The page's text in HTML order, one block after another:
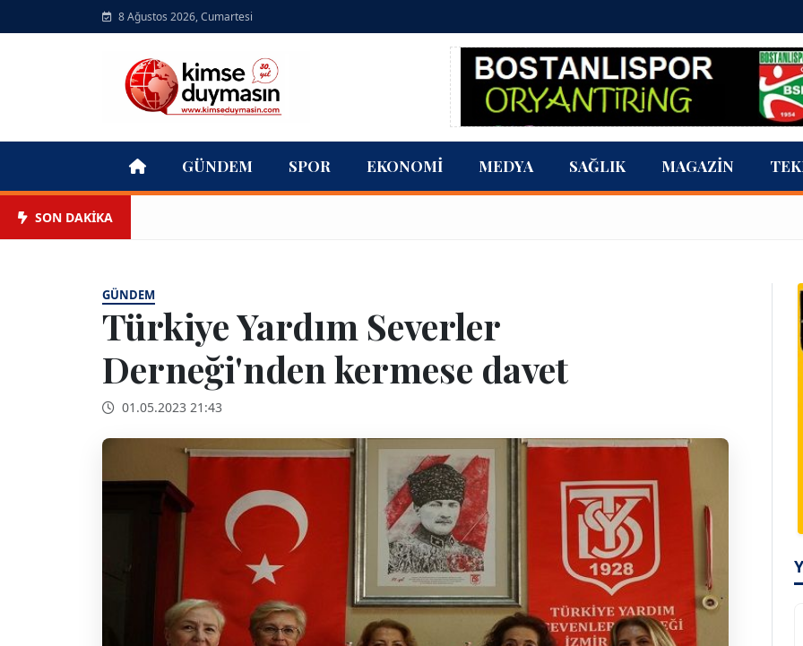
8 Ağustos 2026, Cumartesi
GÜNDEM SPOR EKONOMI MEDYA SAĞLIK MAGAZIN
SON DAKİKA
GÜNDEM
Türkiye Yardım Severler
Derneği'nden kermese davet
01.05.2023 21:43